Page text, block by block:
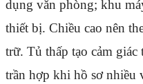
dụng văn phòng; khu
thiết bị. Chiều cao nên
trữ. Tủ thấp tạo cảm
trần hợp khi hồ sơ nhiều